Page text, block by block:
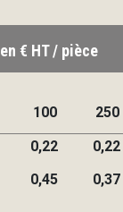
en € HT / pièce
100 250
0,22 0,22
0,45 0,37